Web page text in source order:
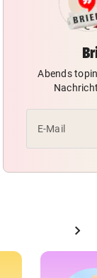
Abends
E-Mail
chevron_right